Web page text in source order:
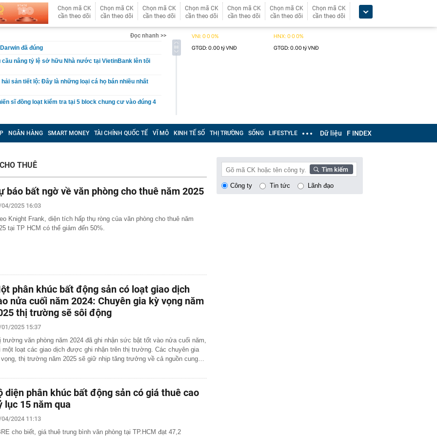
Chọn mã CK
cần theo dõi
Chọn mã CK
cần theo dõi
Chọn mã CK
cần theo dõi
Chọn mã CK
cần theo dõi
Chọn mã CK
cần theo dõi
Chọn mã CK
cần theo dõi
Chọn mã CK
cần theo dõi
Đọc nhanh >>
đã đúng
cầu nâng tỷ lệ sở hữu Nhà nước tại VietinBank lên tối
sản tiết lộ: Đây là những loại cá họ bán nhiều nhất
sĩ đồng loạt kiểm tra tại 5 block chung cư vào đúng 4
đến công khai quy hoạch, tiến độ giải quyết hồ sơ đất
số
hơn 200 triệu đồng được dàn sao bom tấn The
mô hình nhà miền Tây, thu gần nửa tỉ mỗi năm
đồng bằng sông Cửu Long chính thức được công nhận
cấp tỉnh loại I
nơi được tạp chí Mỹ đánh giá đẹp hơn cả Maldives và
loạt “ông lớn” Sun Group, Vingroup, BIM Group... chọn
triển gần 61.000 căn nhà ở xã hội, doanh nghiệp
thị trường đang triển khai đến đâu?
Bản thích đi nhà tắm công cộng?
Sun Group làm 2 khu đô thị 36.000 tỷ đồng tại tỉnh
tuổi bị loãng xương, "thủ phạm" có liên quan đến một
người rất chuộng vì nhanh và tiện lợi
ở khu đô thị bị trộm mất 2 bánh
bố giá Jaecoo J5 tại Việt Nam
mất vốn tại các ngân hàng vượt 200.000 tỷ: Nhà băng
hình thành ngay trên Vịnh Bắc Bộ
học vùng vừa đạt doanh thu 2.200 tỷ đồng, trả lương
quy tụ đến 2.443 Thạc sĩ, Tiến sĩ, Phó Giáo sư, Giáo
NGÂN HÀNG SMART MONEY TÀI CHÍNH QUỐC TẾ VĨ MÔ KINH TẾ SỐ THỊ TRƯỜNG SỐNG LIFESTYLE Dữ liệu F INDEX
THUÊ
báo bất ngờ về văn phòng cho thuê năm 2025
04/2025 16:03
Knight Frank, diện tích hấp thụ ròng của văn phòng cho thuê năm
tại TP HCM có thể giảm đến 50%.
phân khúc bất động sản có loạt giao dịch
nửa cuối năm 2024: Chuyên gia kỳ vọng năm
thị trường sẽ sôi động
2025 15:37
trường văn phòng năm 2024 đã ghi nhận sức bật tốt vào nửa cuối năm,
một loạt các giao dịch được ghi nhận trên thị trường. Các chuyên gia
thị trường năm 2025 sẽ giữ nhịp tăng trưởng về cả nguồn cung…
diện phân khúc bất động sản có giá thuê cao
lục 15 năm qua
04/2024 11:13
cho biết, giá thuê trung bình văn phòng tại TP.HCM đạt 47,2
Công ty Tin tức Lãnh đạo